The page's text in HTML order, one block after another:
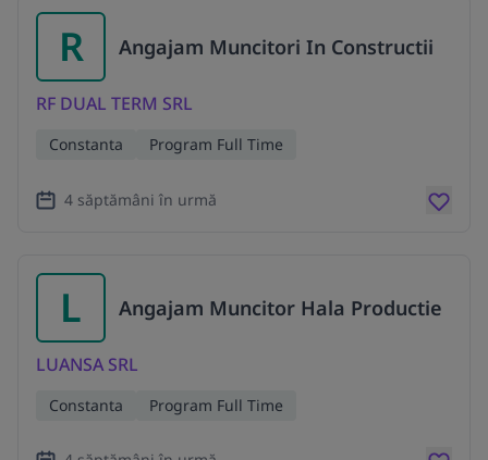
R Angajam Muncitori In Constructii
RF DUAL TERM SRL
Constanta Program Full Time
4 săptămâni în urmă
L Angajam Muncitor Hala Productie
LUANSA SRL
Constanta Program Full Time